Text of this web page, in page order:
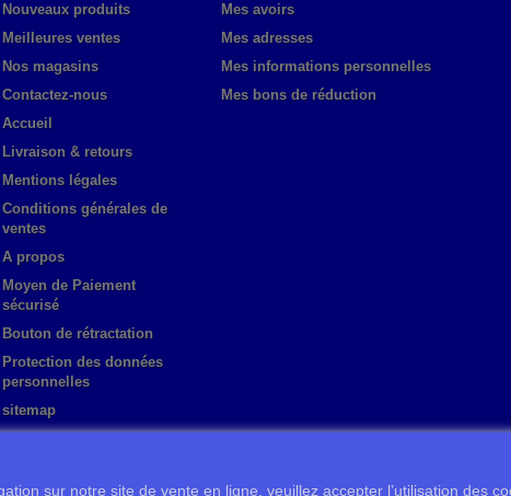
Nouveaux produits
Meilleures ventes
Nos magasins
Contactez-nous
Accueil
Livraison & retours
Mentions légales
Conditions générales de
ventes
A propos
Moyen de Paiement
sécurisé
Bouton de rétractation
Protection des données
personnelles
sitemap
Mes avoirs
Mes adresses
Mes informations personnelles
Mes bons de réduction
sur notre site de vente en ligne, veuillez accepter l’utilisation des